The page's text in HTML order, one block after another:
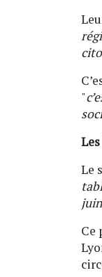
"
Le
Ce